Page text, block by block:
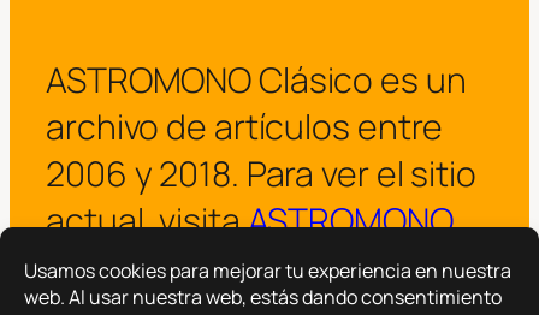
ASTROMONO Clásico es un
archivo de artículos entre
2006 y 2018. Para ver el sitio
actual, visitaASTROMONO.
¡Visitar ASTROMONO ya!